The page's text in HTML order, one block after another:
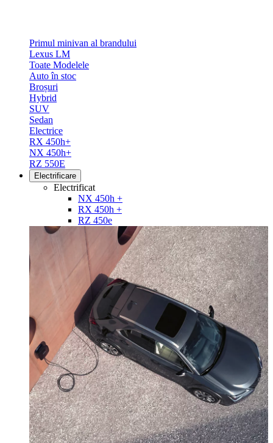
Primul minivan al brandului
Lexus LM
Toate Modelele
Auto în stoc
Broșuri
Hybrid
SUV
Sedan
Electrice
RX 450h+
NX 450h+
RZ 550E
Electrificare
Electrificat
NX 450h +
RX 450h +
RZ 450e